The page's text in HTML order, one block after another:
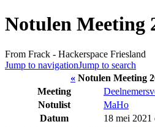
Notulen Meeting
From Frack - Hackerspace Friesland
Jump to navigationJump to search
« Notulen Meeting
Meeting
Notulist
MaHo
Datum
18 mei 2021